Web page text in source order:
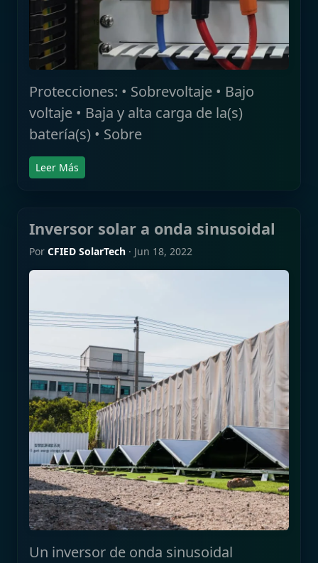
Protecciones: • Sobrevoltaje • Bajo
voltaje • Baja y alta carga de la(s)
batería(s) • Sobre
Leer Más
Inversor solar a onda sinusoidal
Por CFIED SolarTech · Jun 18, 2022
Un inversor de onda sinusoidal